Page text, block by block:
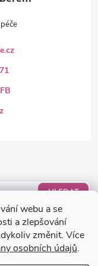
webu a se
a zlepšování
změnit. Více
osobních údajů.
HLEDAT